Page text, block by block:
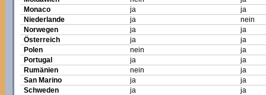
Monaco
ja
ja
Niederlande
ja
nein
Norwegen
ja
ja
Österreich
ja
ja
Polen
nein
ja
Portugal
ja
ja
Rumänien
nein
ja
San Marino
ja
ja
Schweden
ja
ja